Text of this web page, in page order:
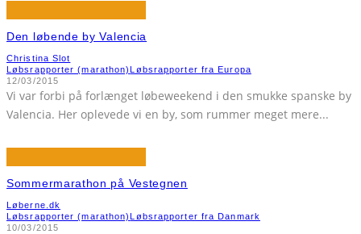
Den løbende by Valencia
Christina Slot
Løbsrapporter (marathon)Løbsrapporter fra Europa
12/03/2015
Vi var forbi på forlænget løbeweekend i den smukke spanske by
Valencia. Her oplevede vi en by, som rummer meget mere...
Sommermarathon på Vestegnen
Løberne.dk
Løbsrapporter (marathon)
Løbsrapporter fra Danmark
10/03/2015